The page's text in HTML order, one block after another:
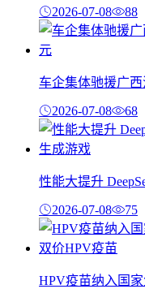
2026-07-08 88
车企集体驰援广
2026-07-08 68
性能大提升
2026-07-08 75
HPV疫苗纳入国